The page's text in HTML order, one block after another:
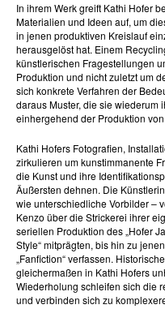
In ihrem Werk greift Kathi Hofer
Materialien und Ideen auf, um
in jenen produktiven Kreislauf
herausgelöst hat. Einem
künstlerischen Fragestellungen
Produktion und nicht zuletzt um
sich konkrete Verfahren der
daraus Muster, die sie wiederum
einhergehend der Produktion
Kathi Hofers Fotografien,
zirkulieren um kunstimmanente
die Kunst und ihre
Äußersten dehnen. Die
wie unterschiedliche Vorbilder –
Kenzo über die Strickerei ihrer
seriellen Produktion des „Hofer
Style“ mitprägten, bis hin zu
„Fanfiction“ verfassen.
gleichermaßen in Kathi Hofers
Wiederholung schleifen sich die
und verbinden sich zu